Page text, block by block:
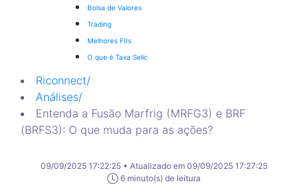
Bolsa de Valores
Trading
Melhores FIIs
O que é Taxa Selic
Riconnect/
Análises/
Entenda a Fusão Marfrig (MRFG3) e BRF
(BRFS3): O que muda para as ações?
09/09/2025 17:22:25 • Atualizado em 09/09/2025 17:27:25
6 minuto(s) de leitura